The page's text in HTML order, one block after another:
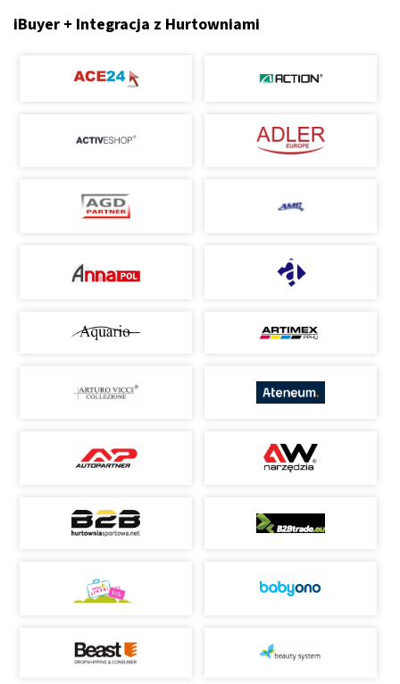
iBuyer + Integracja z Hurtowniami